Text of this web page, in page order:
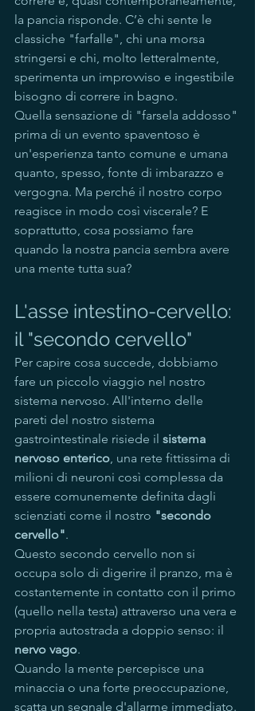
la pancia risponde. C’è chi sente le
classiche "farfalle", chi una morsa
stringersi e chi, molto letteralmente,
sperimenta un improvviso e ingestibile
bisogno di correre in bagno.
Quella sensazione di "farsela addosso"
prima di un evento spaventoso è
un'esperienza tanto comune e umana
quanto, spesso, fonte di imbarazzo e
vergogna. Ma perché il nostro corpo
reagisce in modo così viscerale? E
soprattutto, cosa possiamo fare
quando la nostra pancia sembra avere
una mente tutta sua?
L'asse intestino-cervello:
il "secondo cervello"
Per capire cosa succede, dobbiamo
fare un piccolo viaggio nel nostro
sistema nervoso. All'interno delle
pareti del nostro sistema
gastrointestinale risiede il sistema
nervoso enterico, una rete fittissima di
milioni di neuroni così complessa da
essere comunemente definita dagli
scienziati come il nostro "secondo
cervello".
Questo secondo cervello non si
occupa solo di digerire il pranzo, ma è
costantemente in contatto con il primo
(quello nella testa) attraverso una vera e
propria autostrada a doppio senso: il
nervo vago.
Quando la mente percepisce una
minaccia o una forte preoccupazione,
scatta un segnale d'allarme immediato.